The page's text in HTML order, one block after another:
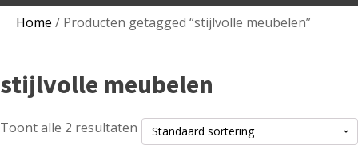
Home / Producten getagged “stijlvolle meubelen”
stijlvolle meubelen
Toont alle 2 resultaten